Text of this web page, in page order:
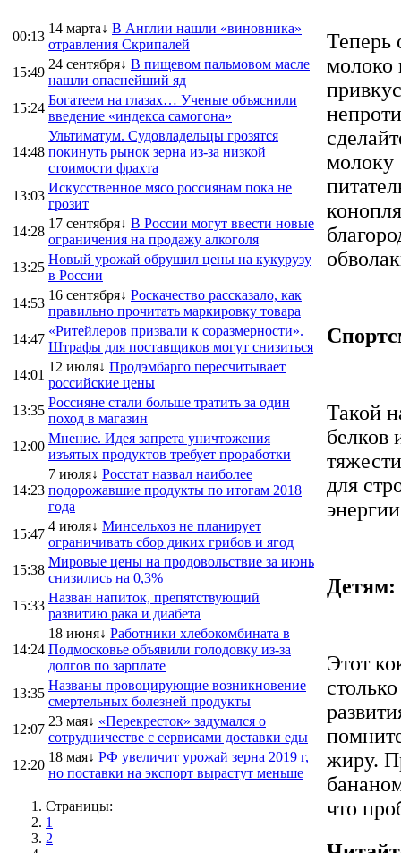
00:13
14 марта↓ В Англии нашли «виновника»
отравления Скрипалей
15:49
24 сентября↓ В пищевом пальмовом масле
нашли опаснейший яд
15:24
Богатеем на глазах… Ученые объяснили
введение «индекса самогона»
14:48
Ультиматум. Судовладельцы грозятся
покинуть рынок зерна из-за низкой
стоимости фрахта
13:03
Искусственное мясо россиянам пока не
грозит
14:28
17 сентября↓ В России могут ввести новые
ограничения на продажу алкоголя
13:25
Новый урожай обрушил цены на кукурузу
в России
14:53
16 сентября↓ Роскачество рассказало, как
правильно прочитать маркировку товара
14:47
«Ритейлеров призвали к соразмерности».
Штрафы для поставщиков могут снизиться
14:01
12 июля↓ Продэмбарго пересчитывает
российские цены
13:35
Россияне стали больше тратить за один
поход в магазин
12:00
Мнение. Идея запрета уничтожения
изъятых продуктов требует проработки
14:23
7 июля↓ Росстат назвал наиболее
подорожавшие продукты по итогам 2018
года
15:47
4 июля↓ Минсельхоз не планирует
ограничивать сбор диких грибов и ягод
15:38
Мировые цены на продовольствие за июнь
снизились на 0,3%
15:33
Назван напиток, препятствующий
развитию рака и диабета
14:24
18 июня↓ Работники хлебокомбината в
Подмосковье объявили голодовку из-за
долгов по зарплате
13:35
Названы провоцирующие возникновение
смертельных болезней продукты
12:07
23 мая↓ «Перекресток» задумался о
сотрудничестве с сервисами доставки еды
12:20
18 мая↓ РФ увеличит урожай зерна 2019 г,
но поставки на экспорт вырастут меньше
Страницы:
1
2
Теперь
молоко
молоку
Такой
белков
для
Детям:
Этот
жиру.
что